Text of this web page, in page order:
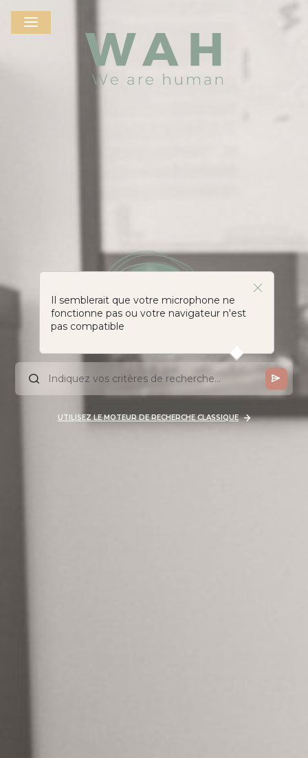
Il semblerait que votre microphone ne
fonctionne pas ou votre navigateur n'est
pas compatible
UTILISEZ LE MOTEUR DE RECHERCHE CLASSIQUE